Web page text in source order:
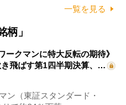
一覧を見る
」
ークマンに特大反転の期待》
飛ばす第1四半期決算、…
（東証スタンダード・